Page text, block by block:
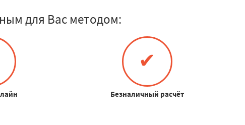
для Вас методом:
✔
Безналичный расчёт